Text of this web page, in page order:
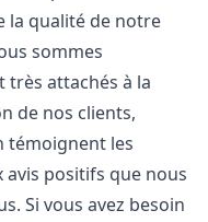
la qualité de notre
sommes
très attachés à la
de nos clients,
témoignent les
avis positifs que nous
Si vous avez besoin